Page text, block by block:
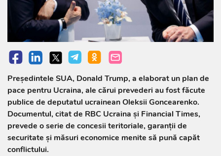
Președintele SUA, Donald Trump, a elaborat un plan de
pace pentru Ucraina, ale cărui prevederi au fost făcute
publice de deputatul ucrainean Oleksii Goncearenko.
Documentul, citat de RBC Ucraina și Financial Times,
prevede o serie de concesii teritoriale, garanții de
securitate și măsuri economice menite să pună capăt
conflictului.